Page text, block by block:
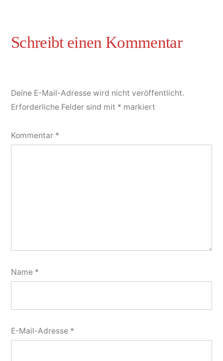
Deine E-Mail-Adresse wird nicht veröffentlicht.
Erforderliche Felder sind mit * markiert
Kommentar *
Name *
E-Mail-Adresse *